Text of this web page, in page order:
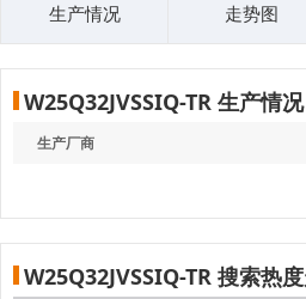
生产情况 走势图
W25Q32JVSSIQ-TR 生产情况
生产厂商
W25Q32JVSSIQ-TR 搜索热